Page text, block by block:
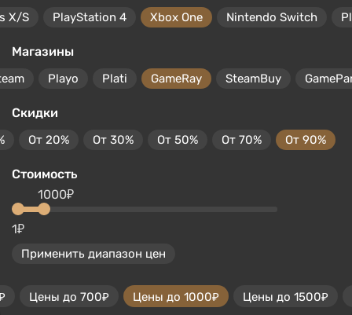
X/S PlayStation 4 Xbox One Nintendo Switch
Магазины
Playo Plati GameRay SteamBuy
Скидки
От 20% От 30% От 50% От 70% От 90%
Стоимость
1₽
1000₽
Применить диапазон цен
Цены до 700₽ Цены до 1000₽ Цены до 1500₽